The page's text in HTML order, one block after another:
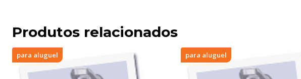
Produtos relacionados
para aluguel para aluguel